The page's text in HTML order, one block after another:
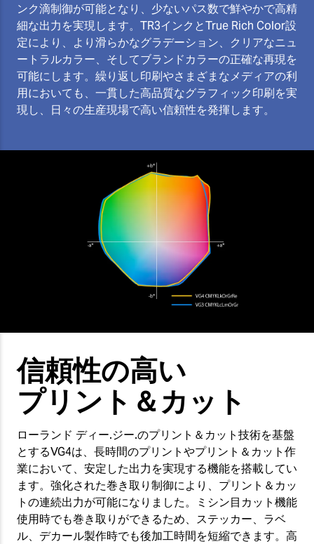
ンク滴制御が可能となり、少ないパス数で鮮やかで高精
細な出力を実現します。TR3インクとTrue Rich Color設
定により、より滑らかなグラデーション、クリアなニュ
ートラルカラー、そしてブランドカラーの正確な再現を
可能にします。繰り返し印刷やさまざまなメディアの利
用においても、一貫した高品質なグラフィック印刷を実
現し、日々の生産現場で高い信頼性を発揮します。
信頼性の高い
プリント＆カット
ローランド ディー.ジー.のプリント＆カット技術を基盤
とするVG4は、長時間のプリントやプリント＆カット作
業において、安定した出力を実現する機能を搭載してい
ます。強化された巻き取り制御により、プリント＆カッ
トの連続出力が可能になりました。ミシン目カット機能
使用時でも巻き取りができるため、ステッカー、ラベ
ル、デカール製作時でも後加工時間を短縮できます。高